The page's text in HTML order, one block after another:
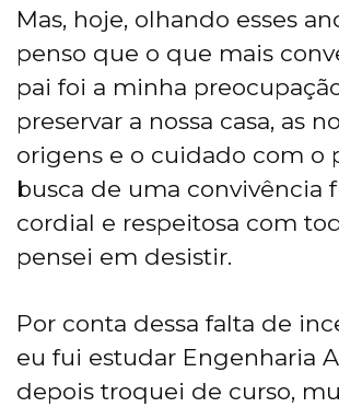
Mas, hoje, olhando esses
penso que o que mais
pai foi a minha
preservar a nossa casa, as
origens e o cuidado com o
busca de uma convivência
cordial e respeitosa com
pensei em desistir.
Por conta dessa falta de
eu fui estudar Engenharia
depois troquei de curso,